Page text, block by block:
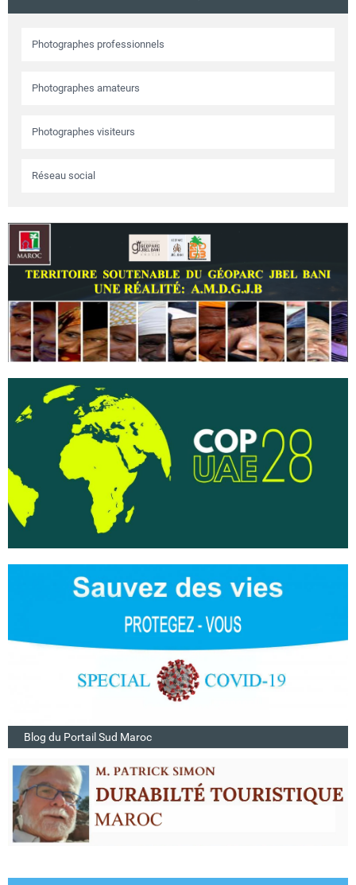
Circuits touristiques
Régions
Evenements
Contact
Photographes professionnels
Photographes amateurs
Photographes visiteurs
Réseau social
Blog du Portail Sud Maroc